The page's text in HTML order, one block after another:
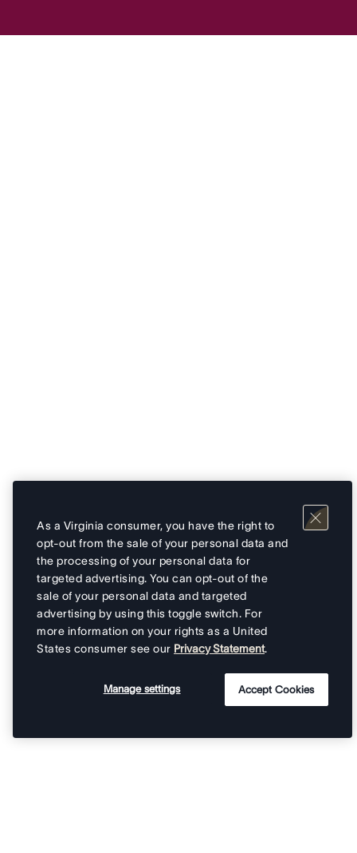
As a Virginia consumer, you have the right to
opt-out from the sale of your personal data and
the processing of your personal data for
targeted advertising. You can opt-out of the
sale of your personal data and targeted
advertising by using this toggle switch. For
more information on your rights as a United
States consumer see our Privacy Statement.
Manage settings Accept Cookies